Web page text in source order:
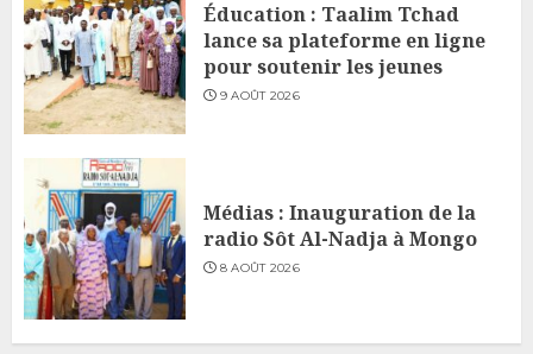
Éducation : Taalim Tchad
lance sa plateforme en ligne
pour soutenir les jeunes
9 AOÛT 2026
Médias : Inauguration de la
radio Sôt Al-Nadja à Mongo
8 AOÛT 2026